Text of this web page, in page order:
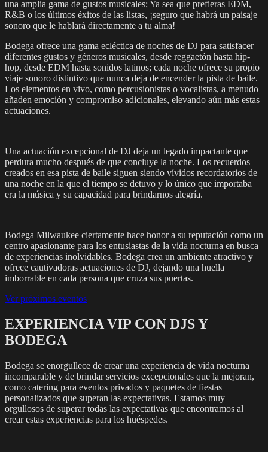
una amplia gama de gustos musicales; Ya sea que prefieras EDM,
R&B o los últimos éxitos de las listas, ¡seguro que habrá un paisaje
sonoro que le hablará directamente a tu alma!
Bodega ofrece una gama ecléctica de noches de DJ para satisfacer
diferentes gustos y géneros musicales, desde reggaetón hasta hip-
hop, desde EDM hasta sonidos latinos; cada noche ofrece su propio
viaje sonoro distintivo que nunca deja de encender la pista de baile.
Los elementos en vivo, como percusionistas o vocalistas, a menudo
añaden emoción y compromiso adicionales, elevando aún más estas
actuaciones.
Una actuación excepcional de DJ deja un legado impactante que
perdura mucho después de que concluye la noche. Los recuerdos
creados en esa pista de baile siguen siendo vívidos recordatorios de
una noche en la que el tiempo se detuvo y lo único que importaba
era la música y su capacidad para brindarnos alegría.
Bodega Milwaukee ciertamente hace honor a su reputación como un
centro apasionante para los entusiastas de la vida nocturna en busca
de experiencias inolvidables. Bodega crea un ambiente atractivo y
ofrece cautivadoras actuaciones de DJ, dejando una huella
imborrable en cada persona que cruza sus puertas.
Ver próximos eventos
EXPERIENCIA VIP CON DJS Y
BODEGA
Bodega se enorgullece de crear una experiencia de vida nocturna
incomparable y de brindar servicios excepcionales que la mejoran,
como catering para eventos privados y paquetes de fiestas
personalizados que superan las expectativas. Estamos muy
orgullosos de superar todas las expectativas que encontramos al
crear estas experiencias para los huéspedes.